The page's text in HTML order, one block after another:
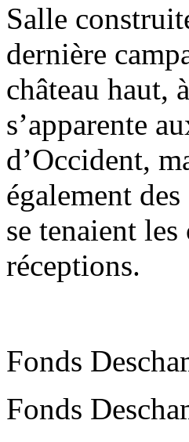
Salle
dernière
château haut,
s’apparente
d’Occident,
également
se tenaient
réceptions.
Fonds
Fonds